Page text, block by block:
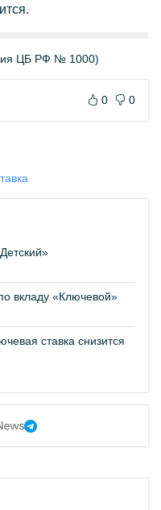
ЦБ РФ № 1000)
0 0
вкладу «Ключевой»
ставка снизится